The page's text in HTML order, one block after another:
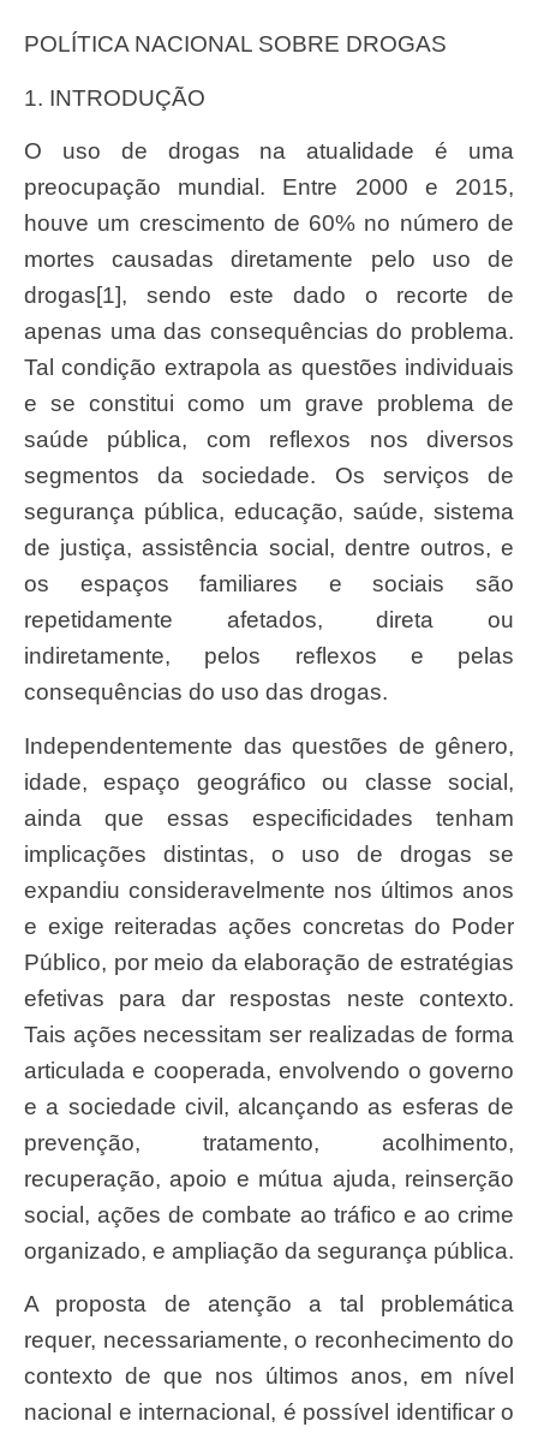
POLÍTICA NACIONAL SOBRE DROGAS
1. INTRODUÇÃO
O uso de drogas na atualidade é uma
preocupação mundial. Entre 2000 e 2015,
houve um crescimento de 60% no número de
mortes causadas diretamente pelo uso de
drogas[1], sendo este dado o recorte de
apenas uma das consequências do problema.
Tal condição extrapola as questões individuais
e se constitui como um grave problema de
saúde pública, com reflexos nos diversos
segmentos da sociedade. Os serviços de
segurança pública, educação, saúde, sistema
de justiça, assistência social, dentre outros, e
os espaços familiares e sociais são
repetidamente afetados, direta ou
indiretamente, pelos reflexos e pelas
consequências do uso das drogas.
Independentemente das questões de gênero,
idade, espaço geográfico ou classe social,
ainda que essas especificidades tenham
implicações distintas, o uso de drogas se
expandiu consideravelmente nos últimos anos
e exige reiteradas ações concretas do Poder
Público, por meio da elaboração de estratégias
efetivas para dar respostas neste contexto.
Tais ações necessitam ser realizadas de forma
articulada e cooperada, envolvendo o governo
e a sociedade civil, alcançando as esferas de
prevenção, tratamento, acolhimento,
recuperação, apoio e mútua ajuda, reinserção
social, ações de combate ao tráfico e ao crime
organizado, e ampliação da segurança pública.
A proposta de atenção a tal problemática
requer, necessariamente, o reconhecimento do
contexto de que nos últimos anos, em nível
nacional e internacional, é possível identificar o